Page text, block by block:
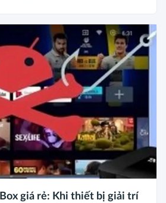
giá rẻ: Khi thiết bị giải trí